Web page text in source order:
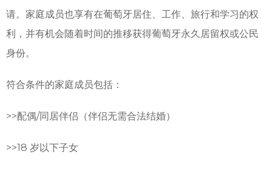
请。家庭成员也享有在葡萄牙居住、工作、旅行和学习的权
利，并有机会随着时间的推移获得葡萄牙永久居留权或公民
身份。
符合条件的家庭成员包括：
>>配偶/同居伴侣（伴侣无需合法结婚）
>>18 岁以下子女